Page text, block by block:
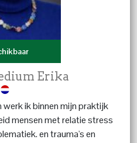
Erika
werk ik binnen mijn praktijk
mensen met relatie stress
en trauma's en